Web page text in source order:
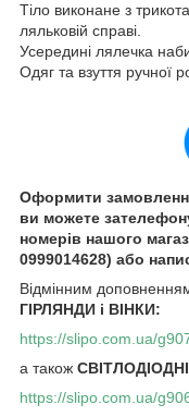
Тіло виконане з
ляльковій справі.
Усередині лялечка
Одяг та взуття ручної
Оформити
ви можете
номерів нашого
0999014628) або
Відмінним
ГІРЛЯНДИ і ВІНКИ:
https://slipo.com.ua/
а також
https://slipo.com.ua/